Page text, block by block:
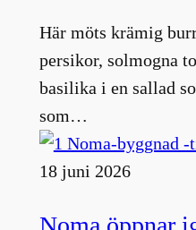
Här möts krämig
persikor, solmogna
basilika i en sallad
som…
18 juni 2026